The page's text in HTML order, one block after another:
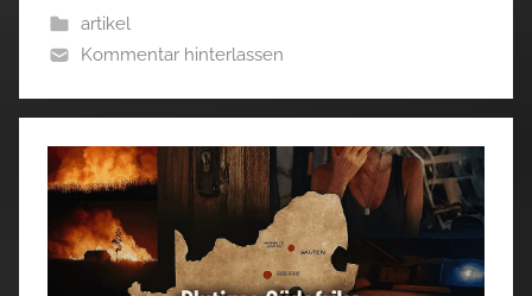
artikel
Kommentar hinterlassen